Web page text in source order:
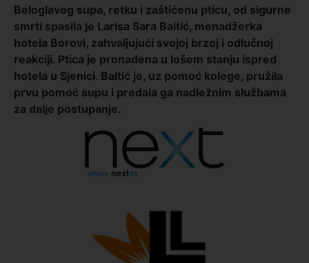
Beloglavog supa, retku i zaštićenu pticu, od sigurne
smrti spasila je Larisa Sara Baltić, menadžerka
hotela Borovi, zahvaljujući svojoj brzoj i odlučnoj
reakciji. Ptica je pronađena u lošem stanju ispred
hotela u Sjenici. Baltić je, uz pomoć kolege, pružila
prvu pomoć supu i predala ga nadležnim službama
za dalje postupanje.